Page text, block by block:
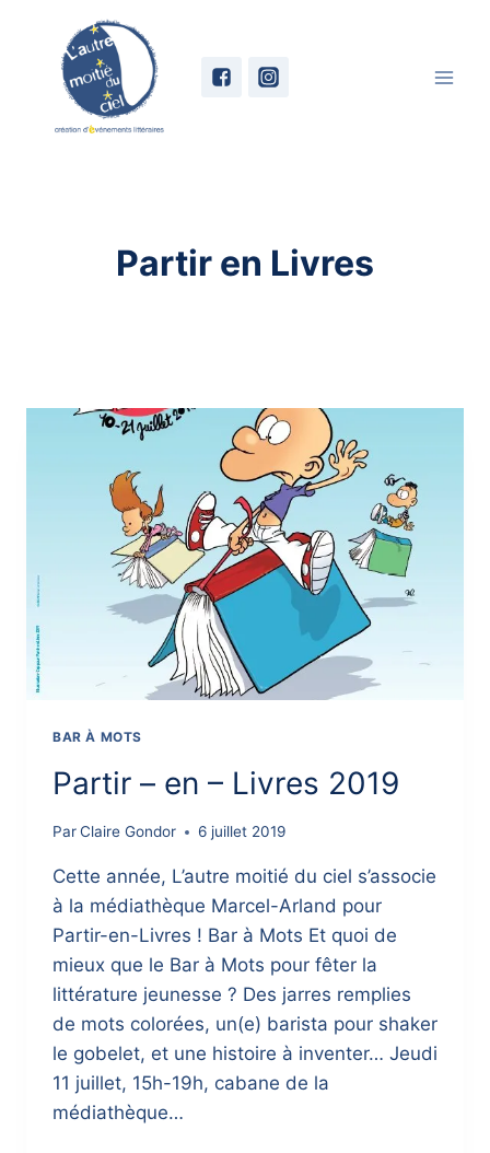
content
Partir en Livres
BAR À MOTS
Partir – en – Livres 2019
ParClaire Gondor 6 juillet 2019
Cette année, L’autre moitié du ciel s’associe
à la médiathèque Marcel-Arland pour
Partir-en-Livres ! Bar à Mots Et quoi de
mieux que le Bar à Mots pour fêter la
littérature jeunesse ? Des jarres remplies
de mots colorées, un(e) barista pour shaker
le gobelet, et une histoire à inventer… Jeudi
11 juillet, 15h-19h, cabane de la
médiathèque…